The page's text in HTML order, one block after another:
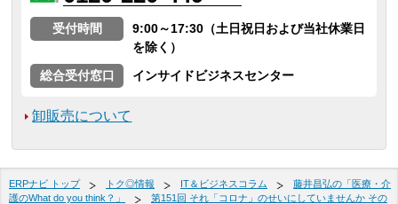
受付時間
9:00～17:30（土日祝日および当社休業日
を除く）
総合受付窓口
インサイドビジネスセンター
卸販売について
ERPナビ トップ トク◎情報 IT＆ビジネスコラム
藤井昌弘の「医療・介
護のWhat do you think？」
第151回 それ「コロナ」のせいにしていませんか その